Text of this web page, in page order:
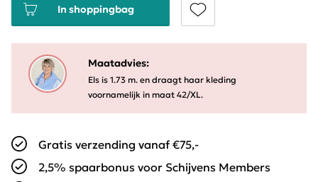
In shoppingbag
Maatadvies:
Els is 1.73 m. en draagt haar kleding
voornamelijk in maat 42/XL.
Gratis verzending vanaf €75,-
2,5% spaarbonus voor Schijvens Members